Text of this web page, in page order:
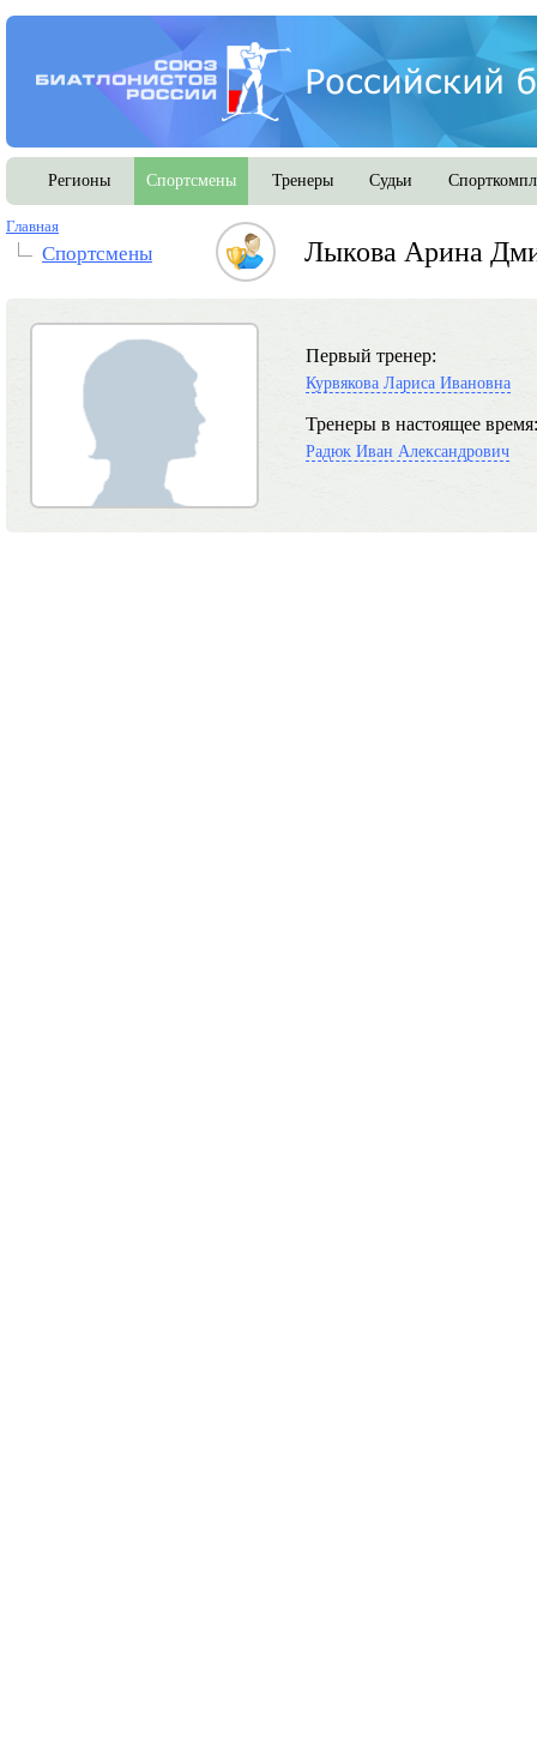
Регионы Спортсмены Тренеры Судьи
Главная
Спортсмены Лыкова Арина
Первый тренер:
Курвякова Лариса Ивановна
Тренеры в настоящее время:
Радюк Иван Александрович